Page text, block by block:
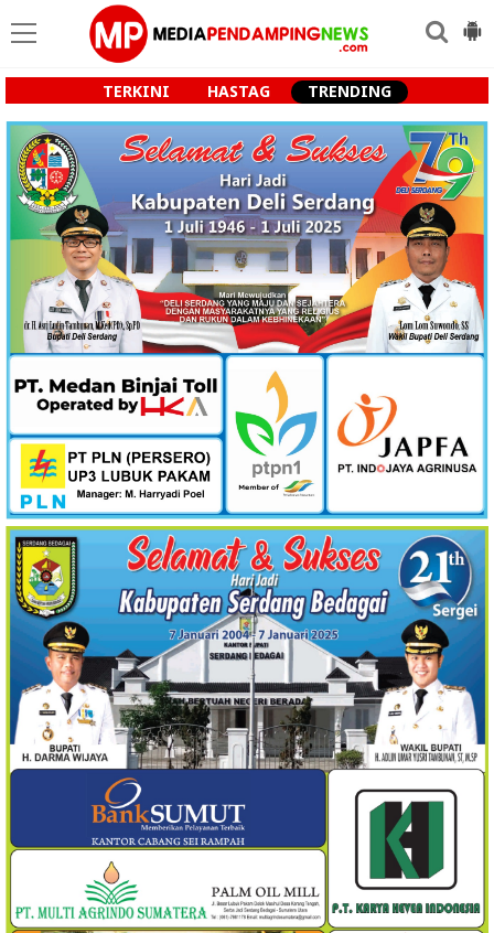
TERKINI HASTAG TRENDING